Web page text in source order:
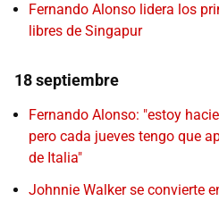
Fernando Alonso lidera los
libres de Singapur
18 septiembre
Fernando Alonso: "estoy
pero cada jueves tengo que
de Italia"
Johnnie Walker se convierte